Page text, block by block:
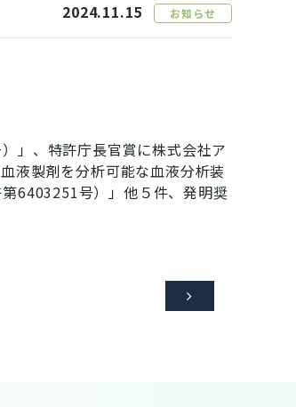
2024.11.15 お知らせ
」、特許庁長官賞に株式会社ア
液製剤を分析可能な血液分析装
6403251号）」他５件、発明奨
